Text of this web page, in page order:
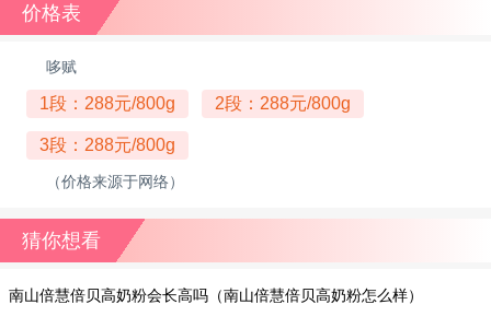
价格表
哆赋
1段：288元/800g 2段：288元/800g
3段：288元/800g
（价格来源于网络）
猜你想看
南山倍慧倍贝高奶粉会长高吗（南山倍慧倍贝高奶粉怎么样）